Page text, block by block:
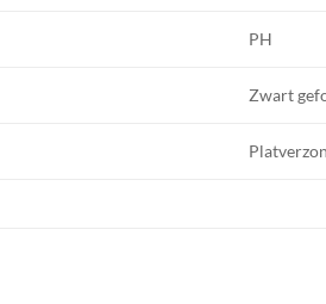
PH
Zwart